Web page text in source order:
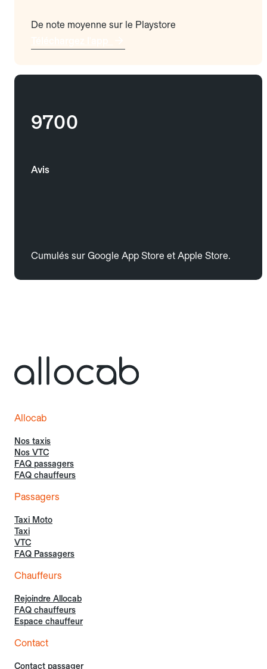
De note moyenne sur le Playstore
9700
Avis
Cumulés sur Google App Store et Apple Store.
Allocab
Nos taxis
Nos VTC
FAQ passagers
FAQ chauffeurs
Passagers
Taxi Moto
Taxi
VTC
FAQ Passagers
Chauffeurs
Rejoindre Allocab
FAQ chauffeurs
Espace chauffeur
Contact
Contact passager